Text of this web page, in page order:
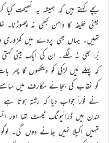
بچے کہتے ہیں کہ ہمیشہ یہ نصیحت کیا
یعنی خلیفہ کا دامن کبھی نہ
تھیں۔ جہاں بھی پردے میں کمزوری
بُرا بھی نہ لگے۔ ان کی ایک بیٹی
کہ پہلے مَیں لڑکی کو دیکھوں گا
کو نقاب کی بجائے سکارف میں
نے فوراً جواب دیا کہ رشتہ ہوتا
لندن میں ڈرائیونگ ٹیسٹ تھا اور
تمہیں اکیلا نہیں جانے دوں گی۔